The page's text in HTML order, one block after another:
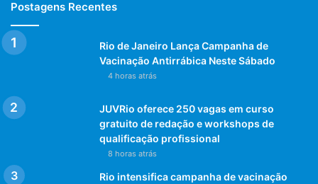
Postagens Recentes
Rio de Janeiro Lança Campanha de
Vacinação Antirrábica Neste Sábado
4 horas atrás
JUVRio oferece 250 vagas em curso
gratuito de redação e workshops de
qualificação profissional
8 horas atrás
Rio intensifica campanha de vacinação